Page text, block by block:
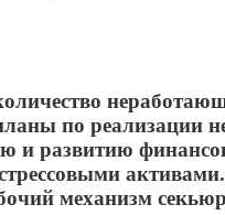
по реализации
и развитию
механизм